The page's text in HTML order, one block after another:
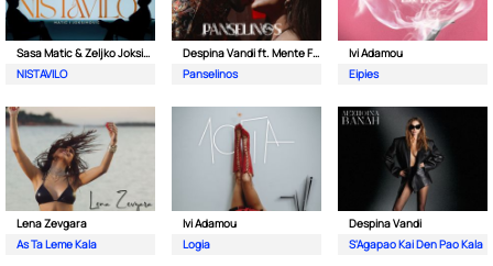
Sasa Matic & Zeljko Joksimovic
NISTAVILO
Despina Vandi ft. Mente Fuerte &Teo Tzimas
Panselinos
Ivi Adamou
Eipies
Lena Zevgara
As Ta Leme Kala
Ivi Adamou
Logia
Despina Vandi
S'Agapao Kai Den Pao Kala